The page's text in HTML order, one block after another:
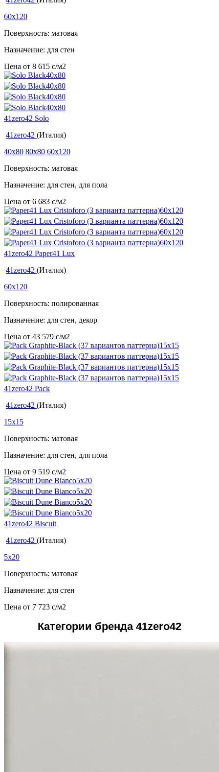
60x120
Поверхность: матовая
Назначение: для стен
Цена от 8 615 c/м2
41zero42 Solo
41zero42 (Италия)
40x80 80x80 60x120
Поверхность: матовая
Назначение: для стен, для пола
Цена от 6 683 c/м2
41zero42 Paper41 Lux
41zero42 (Италия)
60x120
Поверхность: полированная
Назначение: для стен, декор
Цена от 43 579 c/м2
41zero42 Pack
41zero42 (Италия)
15x15
Поверхность: матовая
Назначение: для стен, для пола
Цена от 9 519 c/м2
41zero42 Biscuit
41zero42 (Италия)
5x20
Поверхность: матовая
Назначение: для стен
Цена от 7 723 c/м2
Категории бренда 41zero42